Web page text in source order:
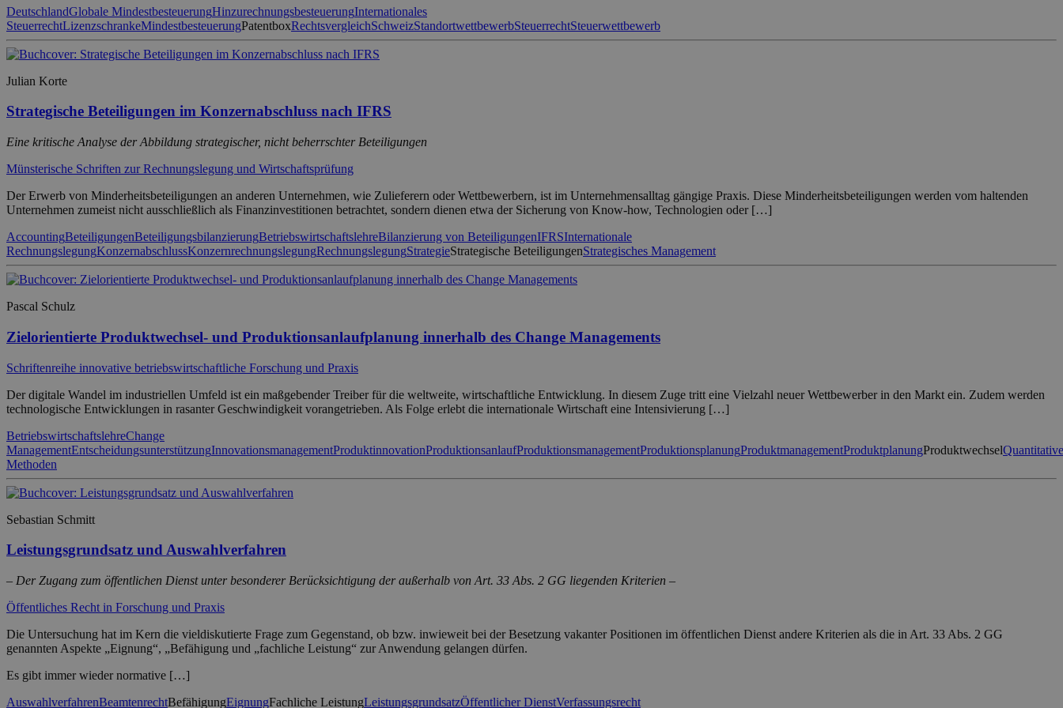
DeutschlandGlobale MindestbesteuerungHinzurechnungsbesteuerungInternationales
SteuerrechtLizenzschrankeMindestbesteuerungPatentboxRechtsvergleichSchweizStandortwettbewerbSteuerrechtSteuerwettbewerb
Julian Korte
Strategische Beteiligungen im Konzernabschluss nach IFRS
Eine kritische Analyse der Abbildung strategischer, nicht beherrschter Beteiligungen
Münsterische Schriften zur Rechnungslegung und Wirtschaftsprüfung
Der Erwerb von Minderheitsbeteiligungen an anderen Unternehmen, wie Zulieferern oder Wettbewerbern, ist im Unternehmensalltag gängige Praxis. Diese Minderheitsbeteiligungen werden vom haltenden
Unternehmen zumeist nicht ausschließlich als Finanzinvestitionen betrachtet, sondern dienen etwa der Sicherung von Know-how, Technologien oder […]
AccountingBeteiligungenBeteiligungsbilanzierungBetriebswirtschaftslehreBilanzierung von BeteiligungenIFRSInternationale
RechnungslegungKonzernabschlussKonzernrechnungslegungRechnungslegungStrategieStrategische BeteiligungenStrategisches Management
Pascal Schulz
Zielorientierte Produktwechsel- und Produktionsanlaufplanung innerhalb des Change Managements
Schriftenreihe innovative betriebswirtschaftliche Forschung und Praxis
Der digitale Wandel im industriellen Umfeld ist ein maßgebender Treiber für die weltweite, wirtschaftliche Entwicklung. In diesem Zuge tritt eine Vielzahl neuer Wettbewerber in den Markt ein. Zudem werden
technologische Entwicklungen in rasanter Geschwindigkeit vorangetrieben. Als Folge erlebt die internationale Wirtschaft eine Intensivierung […]
BetriebswirtschaftslehreChange
ManagementEntscheidungsunterstützungInnovationsmanagementProduktinnovationProduktionsanlaufProduktionsmanagementProduktionsplanungProduktmanagementProduktplanungProduktwechselQuantitative
Methoden
Sebastian Schmitt
Leistungsgrundsatz und Auswahlverfahren
– Der Zugang zum öffentlichen Dienst unter besonderer Berücksichtigung der außerhalb von Art. 33 Abs. 2 GG liegenden Kriterien –
Öffentliches Recht in Forschung und Praxis
Die Untersuchung hat im Kern die vieldiskutierte Frage zum Gegenstand, ob bzw. inwieweit bei der Besetzung vakanter Positionen im öffentlichen Dienst andere Kriterien als die in Art. 33 Abs. 2 GG
genannten Aspekte „Eignung“, „Befähigung und „fachliche Leistung“ zur Anwendung gelangen dürfen.
Es gibt immer wieder normative […]
AuswahlverfahrenBeamtenrechtBefähigungEignungFachliche LeistungLeistungsgrundsatzÖffentlicher DienstVerfassungsrecht